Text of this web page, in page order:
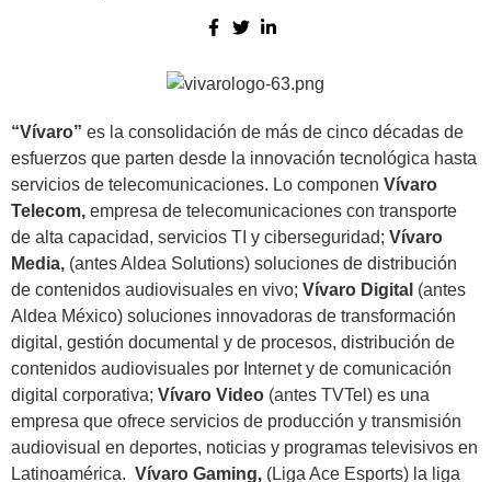
“Vívaro” es la consolidación de más de cinco décadas de
esfuerzos que parten desde la innovación tecnológica hasta
servicios de telecomunicaciones. Lo componen Vívaro
Telecom, empresa de telecomunicaciones con transporte
de alta capacidad, servicios TI y ciberseguridad; Vívaro
Media, (antes Aldea Solutions) soluciones de distribución
de contenidos audiovisuales en vivo; Vívaro Digital (antes
Aldea México) soluciones innovadoras de transformación
digital, gestión documental y de procesos, distribución de
contenidos audiovisuales por Internet y de comunicación
digital corporativa; Vívaro Video (antes TVTel) es una
empresa que ofrece servicios de producción y transmisión
audiovisual en deportes, noticias y programas televisivos en
Latinoamérica. Vívaro Gaming, (Liga Ace Esports) la liga